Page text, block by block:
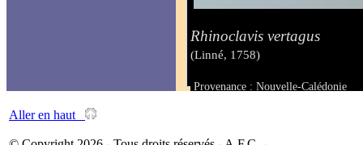
Rhinoclavis vertagus
(Linné, 1758)
Provenance : Nouvelle-Calédonie
Aller en haut